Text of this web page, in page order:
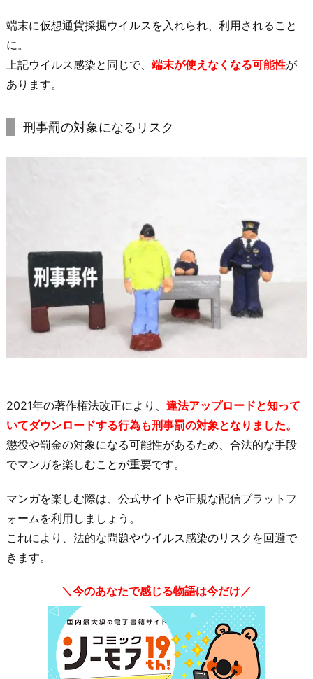
端末に仮想通貨採掘ウイルスを入れられ、利用されること
に。
上記ウイルス感染と同じで、 端末が使えなくなる可能性が
あります。
刑事罰の対象になるリスク
2021年の著作権法改正により、 違法アップロードと知って
いてダウンロードする行為も刑事罰の対象となりました。
懲役や罰金の対象になる可能性があるため、合法的な手段
でマンガを楽しむことが重要です。
マンガを楽しむ際は、公式サイトや正規な配信プラットフ
ォームを利用しましょう。
これにより、法的な問題やウイルス感染のリスクを回避で
きます。
＼今のあなたで感じる物語は今だけ／